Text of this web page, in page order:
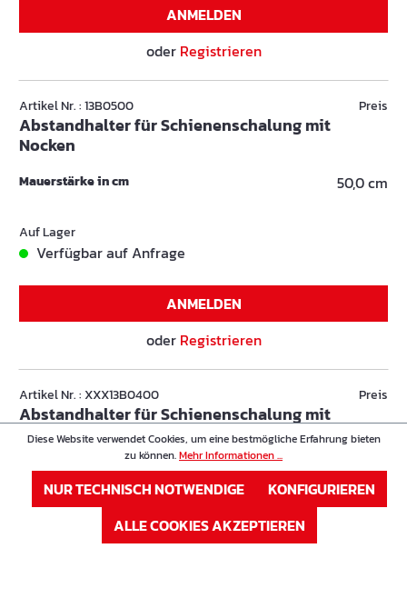
ANMELDEN
oder Registrieren
Artikel Nr. : 13B0500
Abstandhalter für Schienenschalung mit
Nocken
Preis
Mauerstärke in cm 50,0 cm
Auf Lager
Verfügbar auf Anfrage
ANMELDEN
oder Registrieren
Artikel Nr. : XXX13B0400
Abstandhalter für Schienenschalung mit
Nocken
Preis
Mauerstärke in cm 40,0 cm
Verfügbar auf Anfrage
Diese Website verwendet Cookies, um eine bestmögliche Erfahrung bieten
zu können.Mehr Informationen ...
NUR TECHNISCH NOTWENDIGE
KONFIGURIEREN
ALLE COOKIES AKZEPTIEREN